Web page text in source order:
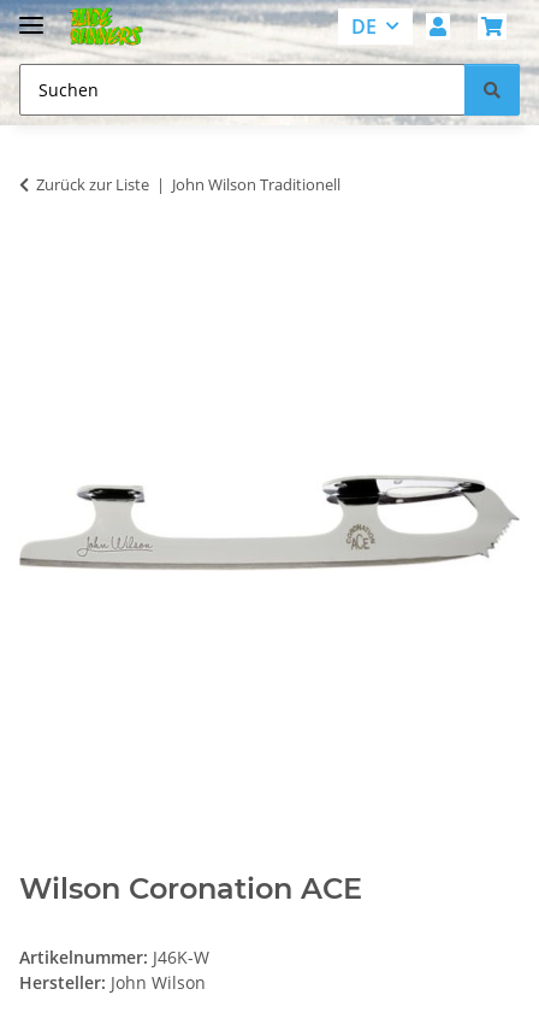
DE
Zurück zur Liste John Wilson Traditionell
Wilson Coronation ACE
Artikelnummer: J46K-W
Hersteller: John Wilson